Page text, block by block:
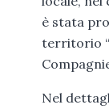
è stata
territorio
Nel